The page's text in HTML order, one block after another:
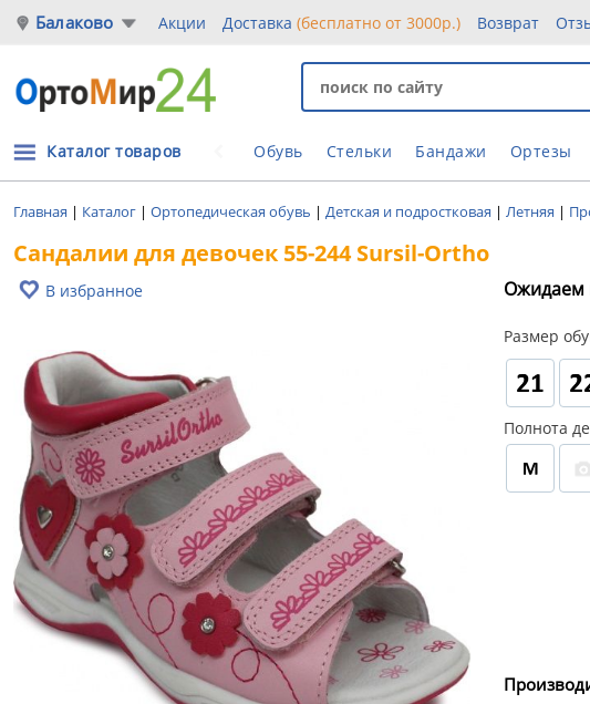
Балаково Акции Доставка (бесплатно от 3000р.) Возврат
Обувь Стельки Бандажи Ортезы
Каталог товаров
Главная | Каталог | Ортопедическая обувь | Детская и подростковая | Летняя |
Сандалии для девочек 55-244 Sursil-Ortho
В избранное Ожидаем
Размер
Полнота